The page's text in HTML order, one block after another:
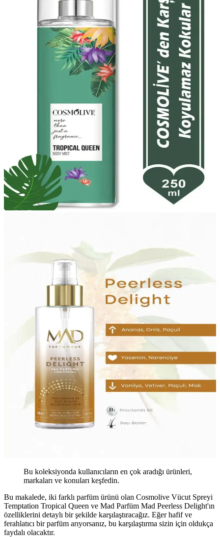
Bu koleksiyonda kullanıcıların en çok aradığı ürünleri,
markaları ve konuları keşfedin.
Bu makalede, iki farklı parfüm ürünü olan Cosmolive Vücut Spreyi
Temptation Tropical Queen ve Mad Parfüm Mad Peerless Delight'ın
özelliklerini detaylı bir şekilde karşılaştıracağız. Eğer hafif ve
ferahlatıcı bir parfüm arıyorsanız, bu karşılaştırma sizin için oldukça
faydalı olacaktır.